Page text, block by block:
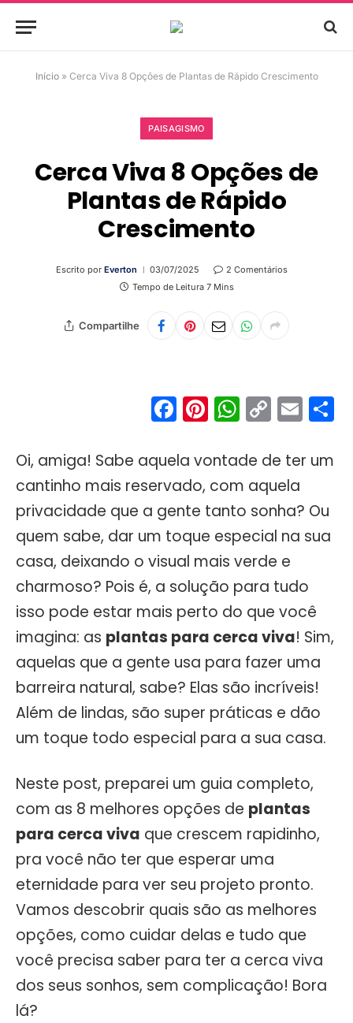
Início» Cerca Viva 8 Opções de Plantas de Rápido Crescimento
PAISAGISMO
Cerca Viva 8 Opções de
Plantas de Rápido
Crescimento
Escrito por Everton 03/07/2025
2 Comentários
Tempo de Leitura 7 Mins
Compartilhe
Facebook
Pinterest
Copy
Link
Oi, amiga! Sabe aquela vontade de ter um
cantinho mais reservado, com aquela
privacidade que a gente tanto sonha? Ou
quem sabe, dar um toque especial na sua
casa, deixando o visual mais verde e
charmoso? Pois é, a solução para tudo
isso pode estar mais perto do que você
imagina: as plantas para cerca viva! Sim,
aquelas que a gente usa para fazer uma
barreira natural, sabe? Elas são incríveis!
Além de lindas, são super práticas e dão
um toque todo especial para a sua casa.
Neste post, preparei um guia completo,
com as 8 melhores opções de plantas
para cerca viva que crescem rapidinho,
pra você não ter que esperar uma
eternidade para ver seu projeto pronto.
Vamos descobrir quais são as melhores
opções, como cuidar delas e tudo que
você precisa saber para ter a cerca viva
dos seus sonhos, sem complicação! Bora
lá?